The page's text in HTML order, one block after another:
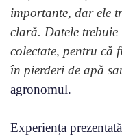
importante, dar ele
clară. Datele
colectate, pentru că
în pierderi de apă
agronomul.
Experiența